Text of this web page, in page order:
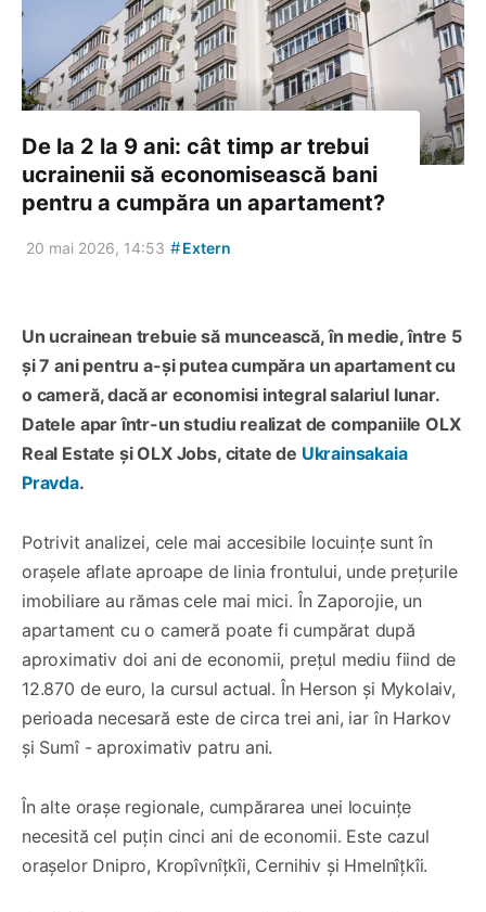
De la 2 la 9 ani: cât timp ar trebui
ucrainenii să economisească bani
pentru a cumpăra un apartament?
20 mai 2026, 14:53 #Extern
Un ucrainean trebuie să muncească, în medie, între 5
și 7 ani pentru a-și putea cumpăra un apartament cu
o cameră, dacă ar economisi integral salariul lunar.
Datele apar într-un studiu realizat de companiile OLX
Real Estate și OLX Jobs, citate de Ukrainsakaia
Pravda.
Potrivit analizei, cele mai accesibile locuințe sunt în
orașele aflate aproape de linia frontului, unde prețurile
imobiliare au rămas cele mai mici. În Zaporojie, un
apartament cu o cameră poate fi cumpărat după
aproximativ doi ani de economii, prețul mediu fiind de
12.870 de euro, la cursul actual. În Herson și Mykolaiv,
perioada necesară este de circa trei ani, iar în Harkov
și Sumî - aproximativ patru ani.
În alte orașe regionale, cumpărarea unei locuințe
necesită cel puțin cinci ani de economii. Este cazul
orașelor Dnipro, Kropîvnîțkîi, Cernihiv și Hmelnîțkîi.